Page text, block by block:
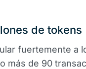
de tokens
fuertemente a
más de 90